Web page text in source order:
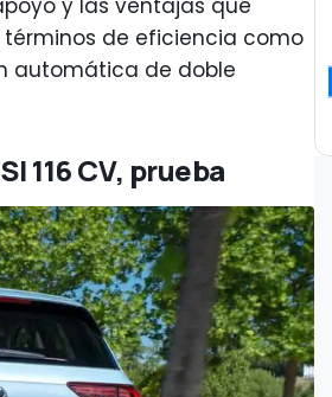
y las ventajas que
de eficiencia como
automática de doble
116 CV, prueba